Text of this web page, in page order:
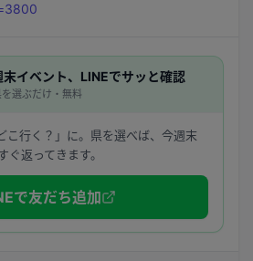
末イベント、LINEでサッと確認
選ぶだけ・無料
こ行く？」に。県を選べば、今週末
ぐ返ってきます。
で友だち追加